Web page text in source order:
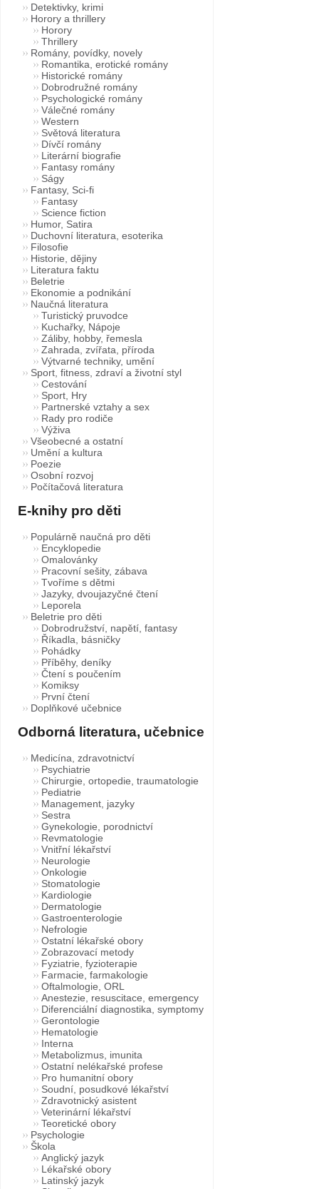
Detektivky, krimi
Horory a thrillery
Horory
Thrillery
Romány, povídky, novely
Romantika, erotické romány
Historické romány
Dobrodružné romány
Psychologické romány
Válečné romány
Western
Světová literatura
Dívčí romány
Literární biografie
Fantasy romány
Ságy
Fantasy, Sci-fi
Fantasy
Science fiction
Humor, Satira
Duchovní literatura, esoterika
Filosofie
Historie, dějiny
Literatura faktu
Beletrie
Ekonomie a podnikání
Naučná literatura
Turistický pruvodce
Kuchařky, Nápoje
Záliby, hobby, řemesla
Zahrada, zvířata, příroda
Výtvarné techniky, umění
Sport, fitness, zdraví a životní styl
Cestování
Sport, Hry
Partnerské vztahy a sex
Rady pro rodiče
Výživa
Všeobecné a ostatní
Umění a kultura
Poezie
Osobní rozvoj
Počítačová literatura
E-knihy pro děti
Populárně naučná pro děti
Encyklopedie
Omalovánky
Pracovní sešity, zábava
Tvoříme s dětmi
Jazyky, dvoujazyčné čtení
Leporela
Beletrie pro děti
Dobrodružství, napětí, fantasy
Říkadla, básničky
Pohádky
Příběhy, deníky
Čtení s poučením
Komiksy
První čtení
Doplňkové učebnice
Odborná literatura, učebnice
Medicína, zdravotnictví
Psychiatrie
Chirurgie, ortopedie, traumatologie
Pediatrie
Management, jazyky
Sestra
Gynekologie, porodnictví
Revmatologie
Vnitřní lékařství
Neurologie
Onkologie
Stomatologie
Kardiologie
Dermatologie
Gastroenterologie
Nefrologie
Ostatní lékařské obory
Zobrazovací metody
Fyziatrie, fyzioterapie
Farmacie, farmakologie
Oftalmologie, ORL
Anestezie, resuscitace, emergency
Diferenciální diagnostika, symptomy
Gerontologie
Hematologie
Interna
Metabolizmus, imunita
Ostatní nelékařské profese
Pro humanitní obory
Soudní, posudkové lékařství
Zdravotnický asistent
Veterinární lékařství
Teoretické obory
Psychologie
Škola
Anglický jazyk
Lékařské obory
Latinský jazyk